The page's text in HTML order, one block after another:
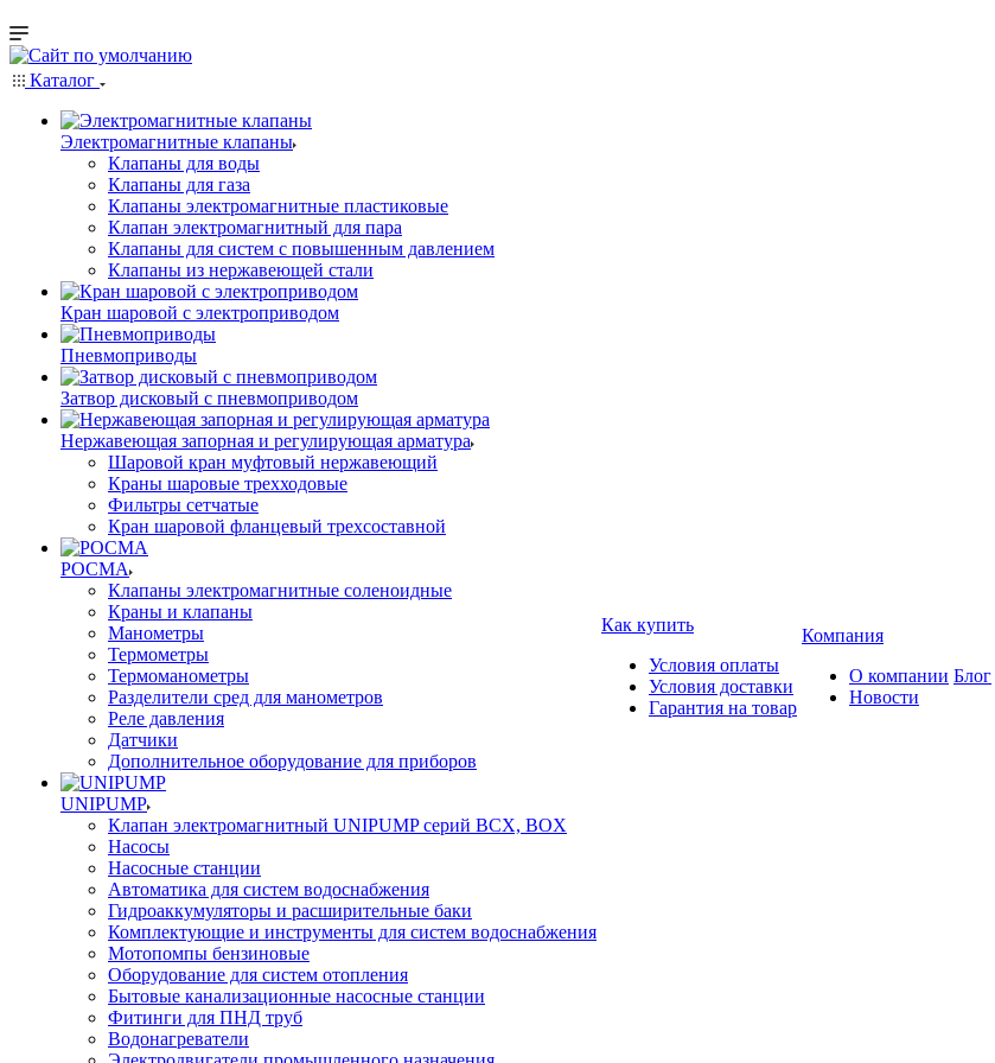
Каталог
Электромагнитные клапаны
Клапаны для воды
Клапаны для газа
Клапаны электромагнитные пластиковые
Клапан электромагнитный для пара
Клапаны для систем с повышенным давлением
Клапаны из нержавеющей стали
Кран шаровой с электроприводом
Пневмоприводы
Затвор дисковый с пневмоприводом
Нержавеющая запорная и регулирующая арматура
Шаровой кран муфтовый нержавеющий
Краны шаровые трехходовые
Фильтры сетчатые
Кран шаровой фланцевый трехсоставной
РОСМА
Клапаны электромагнитные соленоидные
Краны и клапаны
Манометры
Термометры
Термоманометры
Разделители сред для манометров
Реле давления
Датчики
Дополнительное оборудование для приборов
UNIPUMP
Клапан электромагнитный UNIPUMP серий BCX, BOX
Насосы
Насосные станции
Автоматика для систем водоснабжения
Гидроаккумуляторы и расширительные баки
Комплектующие и инструменты для систем водоснабжения
Мотопомпы бензиновые
Оборудование для систем отопления
Бытовые канализационные насосные станции
Фитинги для ПНД труб
Водонагреватели
Как купить
Условия оплаты
Условия доставки
Гарантия на товар
Компания
О компании
Новости
Блог